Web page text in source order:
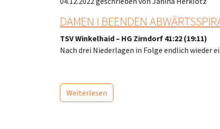
DAMEN I BEENDEN
TSV Winkelhaid – HG Zirndorf 41:22 (19:11)
Nach drei Niederlagen in Folge endlich wieder
Weiterlesen